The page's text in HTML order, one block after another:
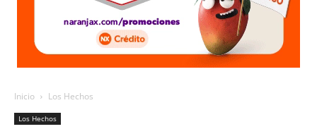
Inicio Los Hechos
Los Hechos